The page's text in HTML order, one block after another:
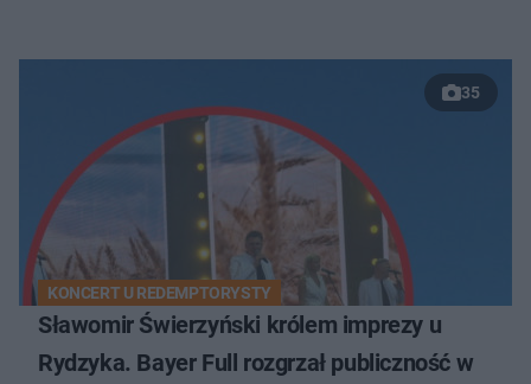
35
KONCERT U REDEMPTORYSTY
Sławomir Świerzyński królem imprezy u
Rydzyka. Bayer Full rozgrzał publiczność w